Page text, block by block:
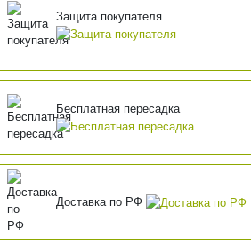
Защита покупателя
Бесплатная пересадка
Доставка по РФ